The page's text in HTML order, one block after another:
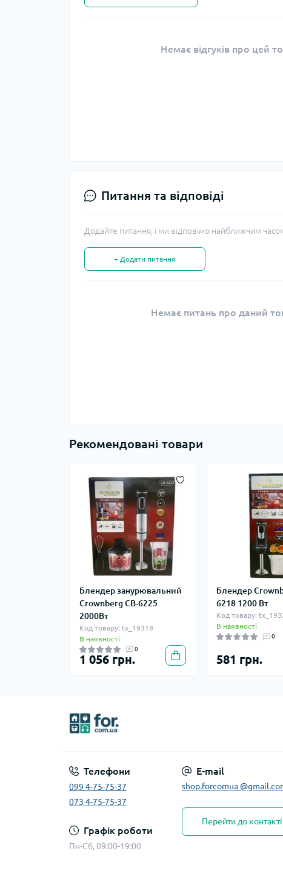
Немає відгуків про цей
Питання та відповіді
Додайте питання, і ми відповімо найближчим
+ Додати питання
Немає питань про даний
Рекомендовані товари
Блендер занурювальний
Crownberg CB-6225
2000Вт
Код товару: tx_19318
В наявності
0
1 056 грн.
Блендер
6218 1200 Вт
Код товару:
В наявності
0
581 грн.
Телефони
099 4-75-75-37
073 4-75-75-37
Графік роботи
Пн-Сб, 09:00-19:00
E-mail
shop.forcomua
Перейти до